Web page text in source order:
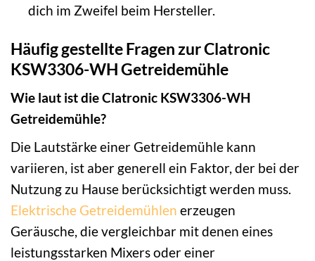
dich im Zweifel beim Hersteller.
Häufig gestellte Fragen zur Clatronic
KSW3306-WH Getreidemühle
Wie laut ist die Clatronic KSW3306-WH
Getreidemühle?
Die Lautstärke einer Getreidemühle kann
variieren, ist aber generell ein Faktor, der bei der
Nutzung zu Hause berücksichtigt werden muss.
Elektrische Getreidemühlen erzeugen
Geräusche, die vergleichbar mit denen eines
leistungsstarken Mixers oder einer